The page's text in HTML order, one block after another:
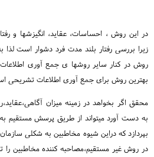
در این روش ، احساسات، عقاید، انگیزشها و
زیرا بررسی رفتار بلند مدت فرد دشوار است
روش در کنار سایر روشها ی جمع آوری اطلاعات
بهترین روش برای جمع آوری اطلاعات تشریحی
محقق اگر بخواهد در زمینه میزان
به دست آورد میتواند از طریق پرسش مستقیم
بپردازد که دراین شیوه مخاطبین به شکلی
در روش غیر مستقیم،مصاحبه کننده مخاطبین را